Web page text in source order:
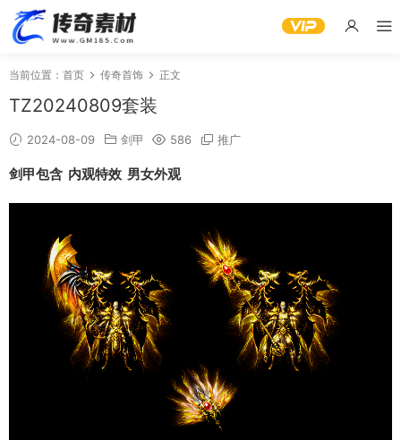
当前位置： 首页 传奇首饰 正文
TZ20240809套装
2024-08-09 剑甲 586 推广
剑甲包含 内观特效 男女外观